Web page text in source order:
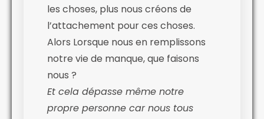
les choses, plus nous créons de
l’attachement pour ces choses.
Alors Lorsque nous en remplissons
notre vie de manque, que faisons
nous ?
Et cela dépasse même notre
propre personne car nous tous